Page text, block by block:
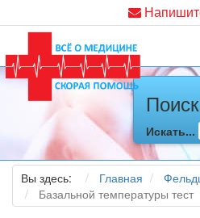
Искать...
Вы здесь: Главная
Базальной температуры тест
Как я заболел во время локдауна?
Это странная ситуация: вы
предосторожности COVID-19
но, тем не менее, вы каким-то
можете задаться...